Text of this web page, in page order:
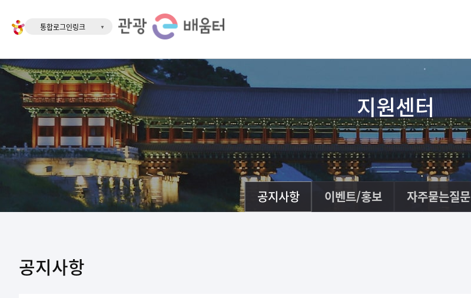
통합로그인링크
지원센터
공지사항 이벤트/홍보 자주묻는질문
공지사항